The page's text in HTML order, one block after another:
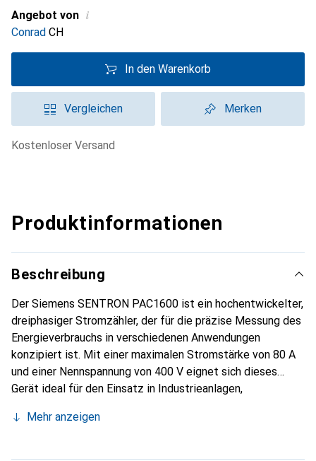
Angebot von i
Conrad CH
In den Warenkorb
Vergleichen Merken
kostenloser Versand
Produktinformationen
Beschreibung
Der Siemens SENTRON PAC1600 ist ein hochentwickelter,
dreiphasiger Stromzähler, der für die präzise Messung des
Energieverbrauchs in verschiedenen Anwendungen
konzipiert ist. Mit einer maximalen Stromstärke von 80 A
und einer Nennspannung von 400 V eignet sich dieses
Gerät ideal für den Einsatz in Industrieanlagen,
MID-zertifiziert, was bedeutet, dass er für
hohe Genauigkeit bei der Erfassung von Schein-, Wirk- und
Mehr anzeigen